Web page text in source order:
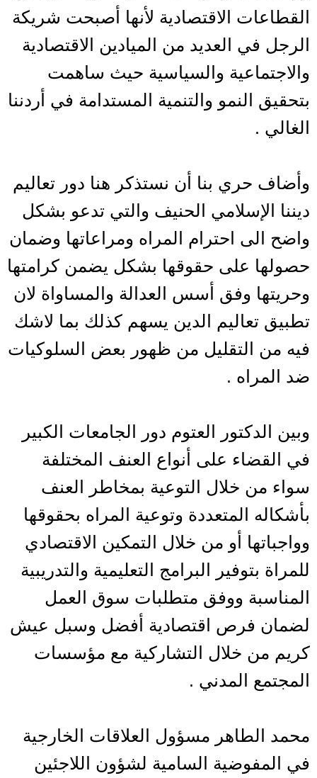
القطاعات الاقتصادية لأنها أصبحت شريكة
الرجل في العديد من الميادين الاقتصادية
والاجتماعية والسياسية حيث ساهمت
بتحقيق النمو والتنمية المستدامة في أردننا
الغالي .
وأضاف حري بنا أن نستذكر هنا دور تعاليم
ديننا الإسلامي الحنيف والتي تدعو بشكل
واضح الى احترام المراه ومراعاتها وضمان
حصولها على حقوقها بشكل يضمن كرامتها
وحريتها وفق أسس العدالة والمساواة لان
تطبيق تعاليم الدين يسهم كذلك بما لاشك
فيه من التقليل من ظهور بعض السلوكيات
ضد المراه .
وبين الدكتور العتوم دور الجامعات الكبير
في القضاء على أنواع العنف المختلفة
سواء من خلال التوعية بمخاطر العنف
بأشكاله المتعددة وتوعية المراه بحقوقها
وواجباتها أو من خلال التمكين الاقتصادي
للمراة بتوفير البرامج التعليمية والتدريبية
المناسبة ووفق متطلبات سوق العمل
لضمان فرص اقتصادية أفضل وسبل عيش
كريم من خلال التشاركية مع مؤسسات
المجتمع المدني .
محمد الطاهر مسؤول العلاقات الخارجية
في المفوضية السامية لشؤون اللاجئين